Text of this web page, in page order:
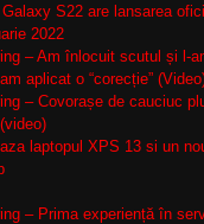
S22 are lansarea
2022
– Am înlocuit scutul și l-
aplicat o “corecție”
– Covorașe de cauciuc
laptopul XPS 13 si un
– Prima experiență în